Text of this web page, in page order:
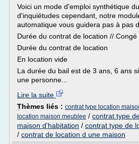
Voici un mode d'emploi synthétique
d'inquiétudes cependant, notre
automatique vous guidera pas à pas
Durée du contrat de location // Congé
Durée du contrat de location
En location vide
La durée du bail est de 3 ans, 6 ans
une personne...
Lire la suite
Thèmes liés : contrat type location
location maison meublee / contrat type
maison d'habitation / contrat type de
/ contrat de location d une maison